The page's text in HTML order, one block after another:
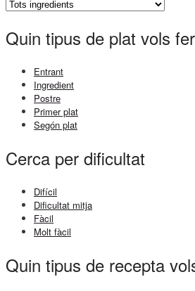
Quin tipus de plat vols
Entrant
Ingredient
Postre
Primer plat
Segón plat
Cerca per dificultat
Difícil
Dificultat mitja
Fàcil
Molt fàcil
Quin tipus de recepta